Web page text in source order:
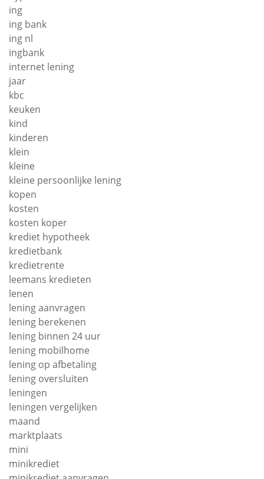
ing
ing bank
ing nl
ingbank
internet lening
jaar
kbc
keuken
kind
kinderen
klein
kleine
kleine persoonlijke lening
kopen
kosten
kosten koper
krediet hypotheek
kredietbank
kredietrente
leemans kredieten
lenen
lening aanvragen
lening berekenen
lening binnen 24 uur
lening mobilhome
lening op afbetaling
lening oversluiten
leningen
leningen vergelijken
maand
marktplaats
mini
minikrediet